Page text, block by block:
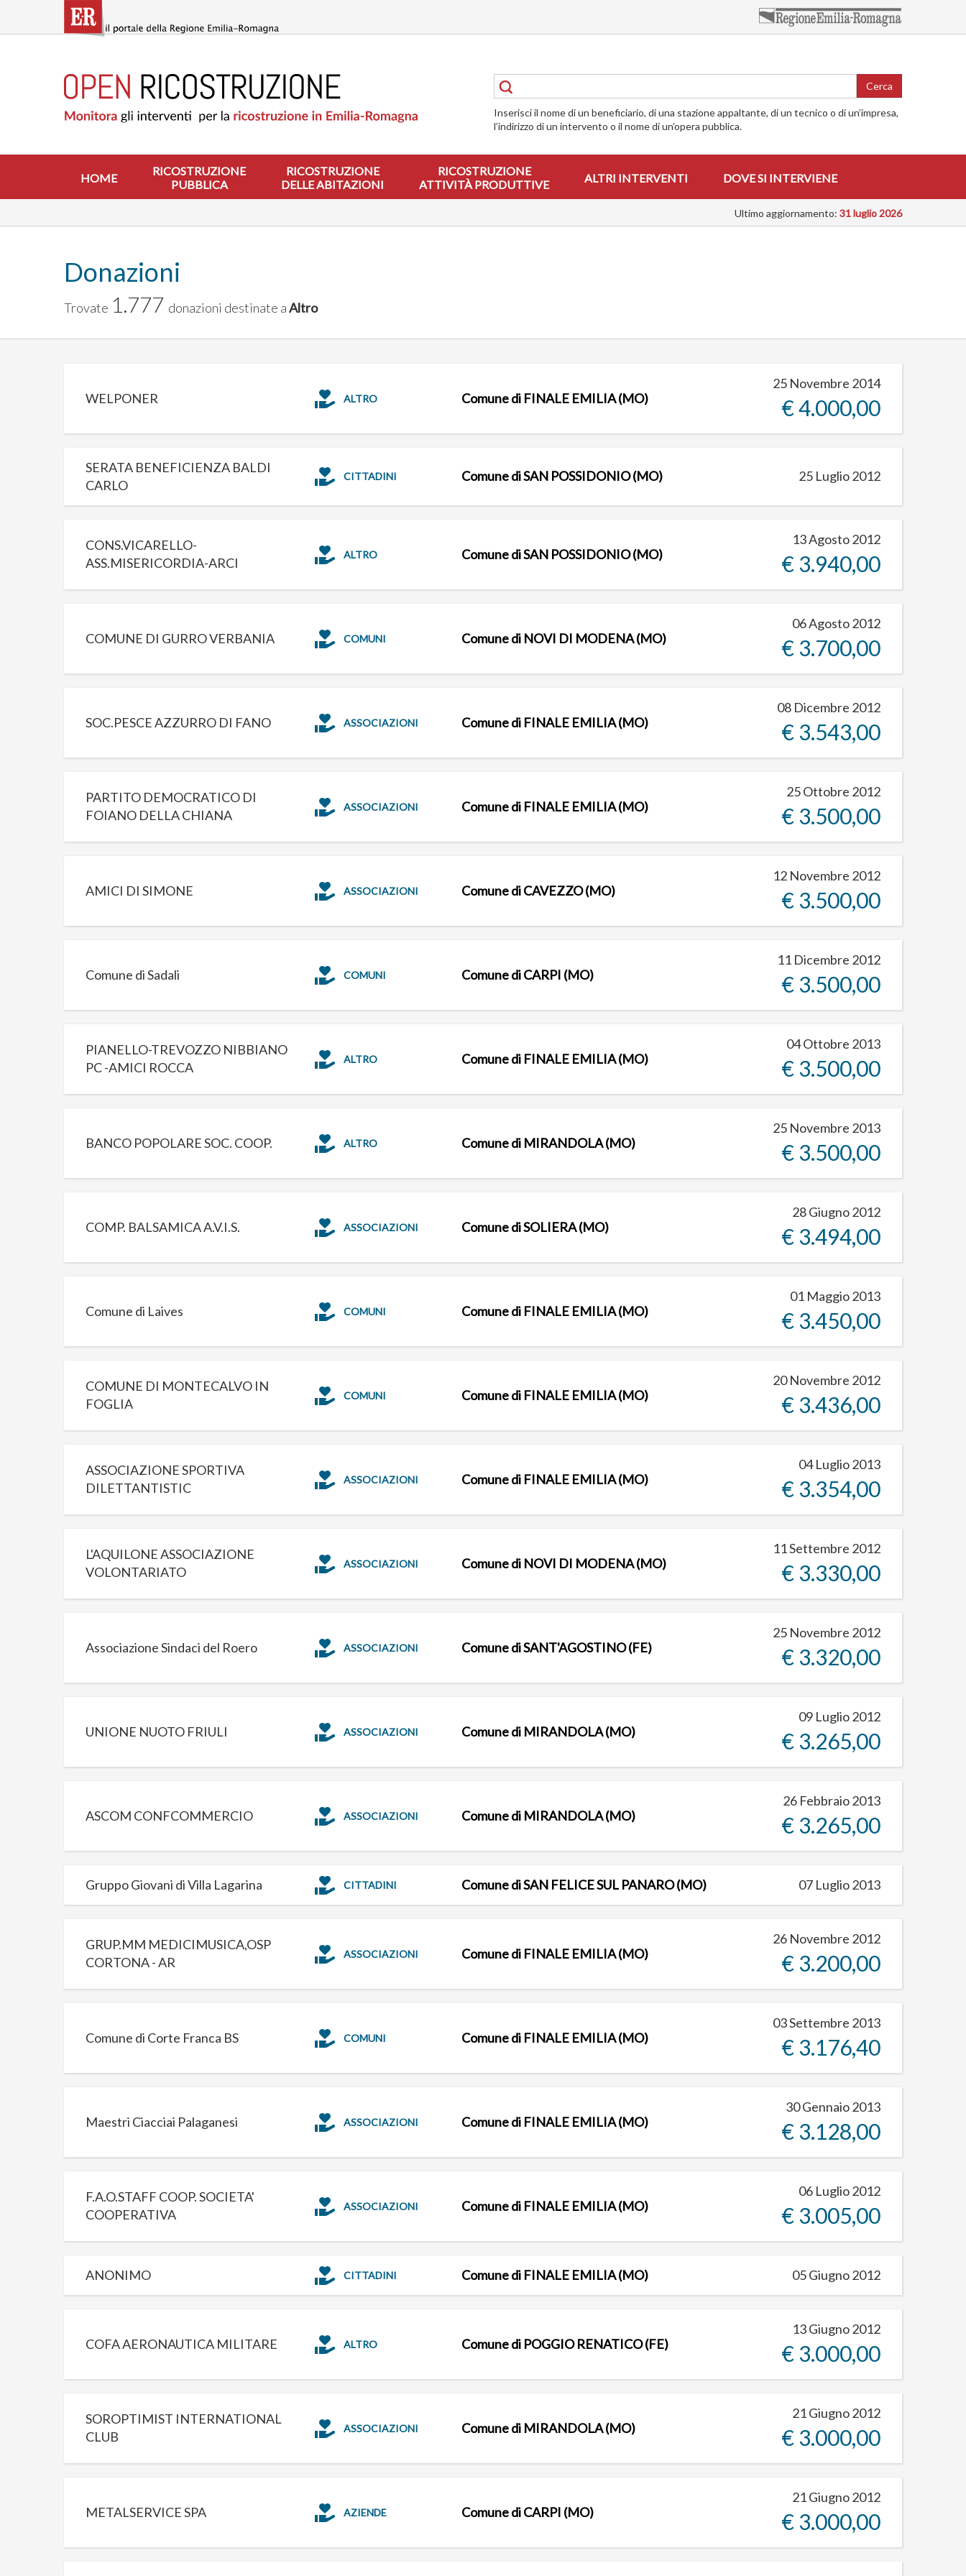
contenuto
RICOSTRUZIONE
PUBBLICA
ABITAZIONI
RICOSTRUZIONE
ATTIVITÀ
INTERVENTI
Cerca
Inserisci il nome di un beneficiario, di una stazione appaltante, di un tecnico o di un’impresa,
l’indirizzo di un intervento o il nome di un’opera pubblica.
HOME
RICOSTRUZIONE
PUBBLICA
RICOSTRUZIONE
DELLE ABITAZIONI
RICOSTRUZIONE
ATTIVITÀ PRODUTTIVE
ALTRI INTERVENTI DOVE SI INTERVIENE
Ultimo aggiornamento: 31 luglio 2026
Donazioni
Trovate 1.777 donazioni destinate aAltro
WELPONER ALTRO Comune di FINALE EMILIA (MO)
25 Novembre 2014
€ 4.000,00
SERATA BENEFICIENZA BALDI
CARLO
CITTADINI Comune di SAN POSSIDONIO (MO) 25 Luglio 2012
CONS.VICARELLO-
ASS.MISERICORDIA-ARCI
ALTRO Comune di SAN POSSIDONIO (MO)
13 Agosto 2012
€ 3.940,00
COMUNE DI GURRO VERBANIA COMUNI Comune di NOVI DI MODENA (MO)
06 Agosto 2012
€ 3.700,00
SOC.PESCE AZZURRO DI FANO ASSOCIAZIONI Comune di FINALE EMILIA (MO)
08 Dicembre 2012
€ 3.543,00
PARTITO DEMOCRATICO DI
FOIANO DELLA CHIANA
ASSOCIAZIONI Comune di FINALE EMILIA (MO)
25 Ottobre 2012
€ 3.500,00
AMICI DI SIMONE ASSOCIAZIONI Comune di CAVEZZO (MO)
12 Novembre 2012
€ 3.500,00
Comune di Sadali COMUNI Comune di CARPI (MO)
11 Dicembre 2012
€ 3.500,00
PIANELLO-TREVOZZO NIBBIANO
PC -AMICI ROCCA
ALTRO Comune di FINALE EMILIA (MO)
04 Ottobre 2013
€ 3.500,00
BANCO POPOLARE SOC. COOP. ALTRO Comune di MIRANDOLA (MO)
25 Novembre 2013
€ 3.500,00
COMP. BALSAMICA A.V.I.S. ASSOCIAZIONI Comune di SOLIERA (MO)
28 Giugno 2012
€ 3.494,00
Comune di Laives COMUNI Comune di FINALE EMILIA (MO)
01 Maggio 2013
€ 3.450,00
COMUNE DI MONTECALVO IN
FOGLIA
COMUNI Comune di FINALE EMILIA (MO)
20 Novembre 2012
€ 3.436,00
ASSOCIAZIONE SPORTIVA
DILETTANTISTIC
ASSOCIAZIONI Comune di FINALE EMILIA (MO)
04 Luglio 2013
€ 3.354,00
L'AQUILONE ASSOCIAZIONE
VOLONTARIATO
ASSOCIAZIONI Comune di NOVI DI MODENA (MO)
11 Settembre 2012
€ 3.330,00
Associazione Sindaci del Roero ASSOCIAZIONI Comune di SANT'AGOSTINO (FE)
25 Novembre 2012
€ 3.320,00
UNIONE NUOTO FRIULI ASSOCIAZIONI Comune di MIRANDOLA (MO)
09 Luglio 2012
€ 3.265,00
ASCOM CONFCOMMERCIO ASSOCIAZIONI Comune di MIRANDOLA (MO)
26 Febbraio 2013
€ 3.265,00
Gruppo Giovani di Villa Lagarina CITTADINI Comune di SAN FELICE SUL PANARO (MO) 07 Luglio 2013
GRUP.MM MEDICIMUSICA,OSP
CORTONA - AR
ASSOCIAZIONI Comune di FINALE EMILIA (MO)
26 Novembre 2012
€ 3.200,00
Comune di Corte Franca BS COMUNI Comune di FINALE EMILIA (MO)
03 Settembre 2013
€ 3.176,40
Maestri Ciacciai Palaganesi ASSOCIAZIONI Comune di FINALE EMILIA (MO)
30 Gennaio 2013
€ 3.128,00
F.A.O.STAFF COOP. SOCIETA'
COOPERATIVA
ASSOCIAZIONI Comune di FINALE EMILIA (MO)
06 Luglio 2012
€ 3.005,00
ANONIMO CITTADINI Comune di FINALE EMILIA (MO) 05 Giugno 2012
COFA AERONAUTICA MILITARE ALTRO Comune di POGGIO RENATICO (FE)
13 Giugno 2012
€ 3.000,00
SOROPTIMIST INTERNATIONAL
CLUB
ASSOCIAZIONI Comune di MIRANDOLA (MO)
21 Giugno 2012
€ 3.000,00
METALSERVICE SPA AZIENDE Comune di CARPI (MO)
21 Giugno 2012
€ 3.000,00